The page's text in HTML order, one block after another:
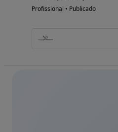
Profissional • Publicado